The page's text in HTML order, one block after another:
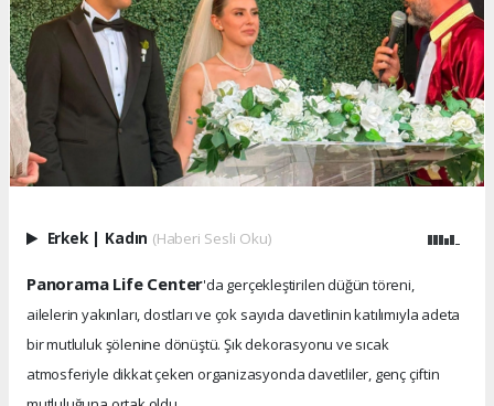
Erkek | Kadın (Haberi Sesli Oku)
Panorama Life Center'da gerçekleştirilen düğün töreni,
ailelerin yakınları, dostları ve çok sayıda davetlinin katılımıyla adeta
bir mutluluk şölenine dönüştü. Şık dekorasyonu ve sıcak
atmosferiyle dikkat çeken organizasyonda davetliler, genç çiftin